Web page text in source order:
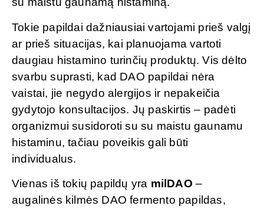
Tokie papildai dažniausiai vartojami prieš valgį
ar prieš situacijas, kai planuojama vartoti
daugiau histamino turinčių produktų. Vis dėlto
svarbu suprasti, kad DAO papildai nėra
vaistai, jie negydo alergijos ir nepakeičia
gydytojo konsultacijos. Jų paskirtis – padėti
organizmui susidoroti su su maistu gaunamu
histaminu, tačiau poveikis gali būti
individualus.
Vienas iš tokių papildų yra milDAO –
augalinės kilmės DAO fermento papildas,